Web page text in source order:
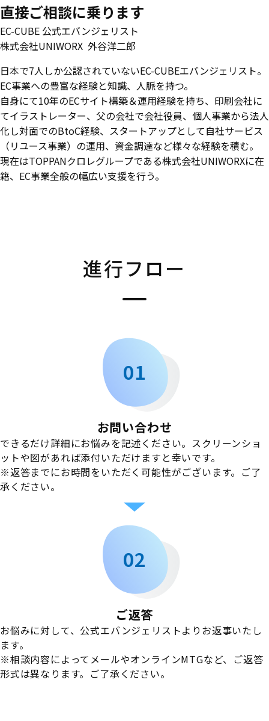
直接ご相談に乗ります
EC-CUBE 公式エバンジェリスト
株式会社UNIWORX 外谷洋二郎
⽇本で7⼈しか公認されていないEC-CUBEエバンジェリスト。
EC事業への豊富な経験と知識、⼈脈を持つ。
自身にて10年のECサイト構築＆運⽤経験を持ち、印刷会社に
てイラストレーター、⽗の会社で会社役員、個人事業から法人
化し対⾯でのBtoC経験、スタートアップとして⾃社サービス
（リユース事業）の運用、資金調達など様々な経験を積む。
現在はTOPPANクロレグループである株式会社UNIWORXに在
籍、EC事業全般の幅広い支援を行う。
進行フロー
01
お問い合わせ
できるだけ詳細にお悩みを記述ください。スクリーンショ
ットや図があれば添付いただけますと幸いです。
※返答までにお時間をいただく可能性がございます。ご了
承ください。
02
ご返答
お悩みに対して、公式エバンジェリストよりお返事いたし
ます。
※相談内容によってメールやオンラインMTGなど、ご返答
形式は異なります。ご了承ください。